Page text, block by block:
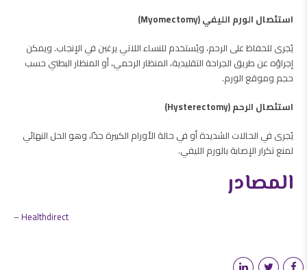
استئصال الورم الليفي (Myomectomy)
يُجرى للحفاظ على الرحم، ويُستخدم للنساء اللاتي يرغبن في الإنجاب. ويمكن
إجراؤه عن طريق الجراحة التقليدية، المنظار الرحمي، أو المنظار البطني حسب
حجم وموقع الورم.
استئصال الرحم (Hysterectomy)
يُجرى في الحالات الشديدة أو في حالة الأورام الكبيرة جدًا، وهو الحل النهائي
لمنع تكرار الإصابة بالورم الليفي.
المصادر
Healthdirect
–